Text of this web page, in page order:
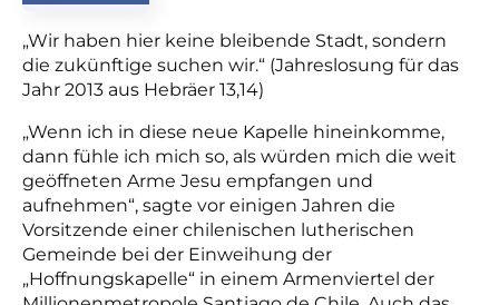
„Wir haben hier keine bleibende Stadt, sondern
die zukünftige suchen wir.“ (Jahreslosung für das
Jahr 2013 aus Hebräer 13,14)
„Wenn ich in diese neue Kapelle hineinkomme,
dann fühle ich mich so, als würden mich die weit
geöffneten Arme Jesu empfangen und
aufnehmen“, sagte vor einigen Jahren die
Vorsitzende einer chilenischen lutherischen
Gemeinde bei der Einweihung der
„Hoffnungskapelle“ in einem Armenviertel der